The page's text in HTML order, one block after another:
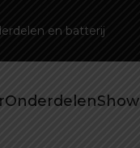
50 euro
Onderdelen